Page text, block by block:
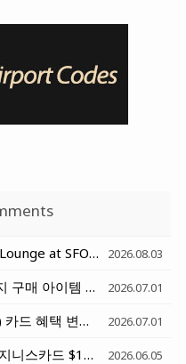
코 영국항공 일등석 라운지 2026.08.03
EBay에서 주문 가능한 일본 현지 구매 아이템 - 일본 호텔로 배송받기 2026.07.01
체이스 사파이어 프리퍼드(CSP) 카드 혜택 변화 세가지 정리 (6월 15일과 10월 1일) 2026.07.01
Delta Amex Gold 개인카드/비지니스카드 $120 Rideshare Credit (매달 $10) - Uber, Lyft, Curb, Alto 2026.06.05